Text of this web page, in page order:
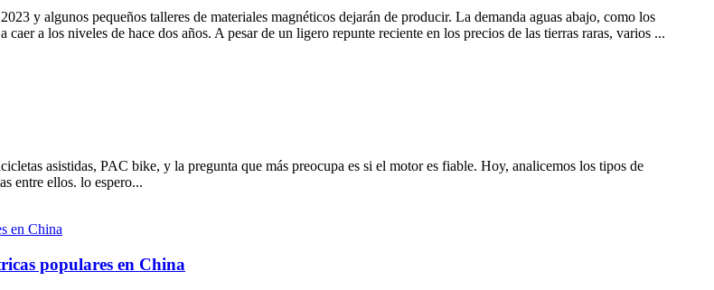
y algunos pequeños talleres de materiales magnéticos dejarán de producir. La demanda aguas abajo, como los
a los niveles de hace dos años. A pesar de un ligero repunte reciente en los precios de las tierras raras, varios ...
asistidas, PAC bike, y la pregunta que más preocupa es si el motor es fiable. Hoy, analicemos los tipos de
entre ellos. lo espero...
populares en China